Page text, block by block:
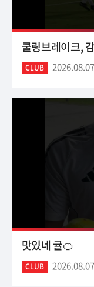
쿨링브레이크,
CLUB 2026.08.07
맛있네 귤🍊
CLUB 2026.08.07